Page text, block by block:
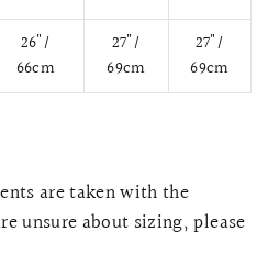
26"/
66cm
27"/
69cm
27"/
69cm
are taken with the
unsure about sizing, please
SNOWDROP
$13,800.00